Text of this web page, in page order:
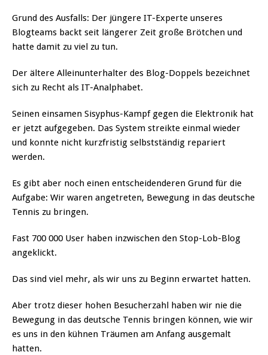
Grund des Ausfalls: Der jüngere IT-Experte unseres
Blogteams backt seit längerer Zeit große Brötchen und
hatte damit zu viel zu tun.
Der ältere Alleinunterhalter des Blog-Doppels bezeichnet
sich zu Recht als IT-Analphabet.
Seinen einsamen Sisyphus-Kampf gegen die Elektronik hat
er jetzt aufgegeben. Das System streikte einmal wieder
und konnte nicht kurzfristig selbstständig repariert
werden.
Es gibt aber noch einen entscheidenderen Grund für die
Aufgabe: Wir waren angetreten, Bewegung in das deutsche
Tennis zu bringen.
Fast 700 000 User haben inzwischen den Stop-Lob-Blog
angeklickt.
Das sind viel mehr, als wir uns zu Beginn erwartet hatten.
Aber trotz dieser hohen Besucherzahl haben wir nie die
Bewegung in das deutsche Tennis bringen können, wie wir
es uns in den kühnen Träumen am Anfang ausgemalt
hatten.